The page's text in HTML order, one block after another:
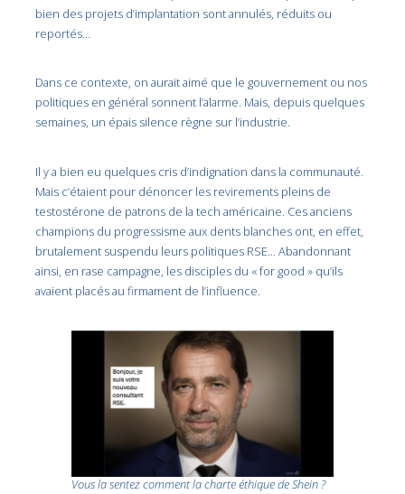
bien des projets d’implantation sont annulés, réduits ou
reportés…
Dans ce contexte, on aurait aimé que le gouvernement ou nos
politiques en général sonnent l’alarme. Mais, depuis quelques
semaines, un épais silence règne sur l’industrie.
Il y a bien eu quelques cris d’indignation dans la communauté.
Mais c’étaient pour dénoncer les revirements pleins de
testostérone de patrons de la tech américaine. Ces anciens
champions du progressisme aux dents blanches ont, en effet,
brutalement suspendu leurs politiques RSE… Abandonnant
ainsi, en rase campagne, les disciples du « for good » qu’ils
avaient placés au firmament de l’influence.
Vous la sentez comment la charte éthique de Shein ?